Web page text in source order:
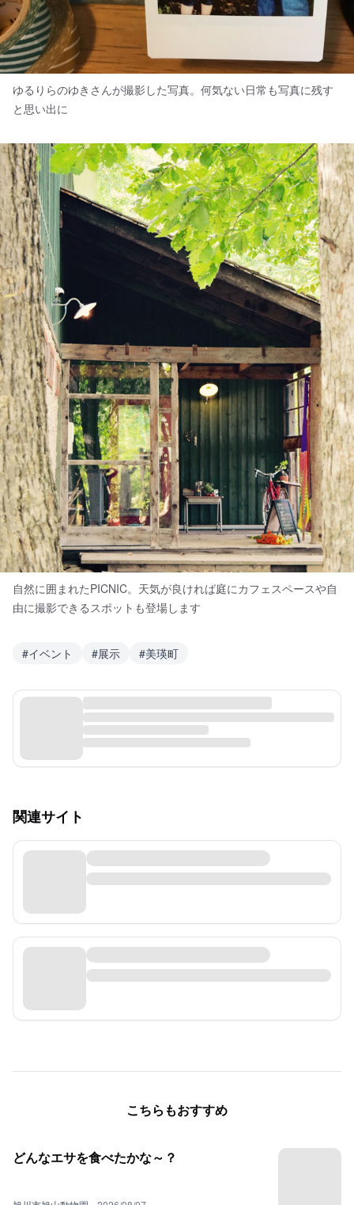
ゆるりらのゆきさんが撮影した写真。何気ない日常も写真に残す
と思い出に
自然に囲まれたPICNIC。天気が良ければ庭にカフェスペースや自
由に撮影できるスポットも登場します
#イベント #展示 #美瑛町
関連サイト
こちらもおすすめ
どんなエサを食べたかな～？